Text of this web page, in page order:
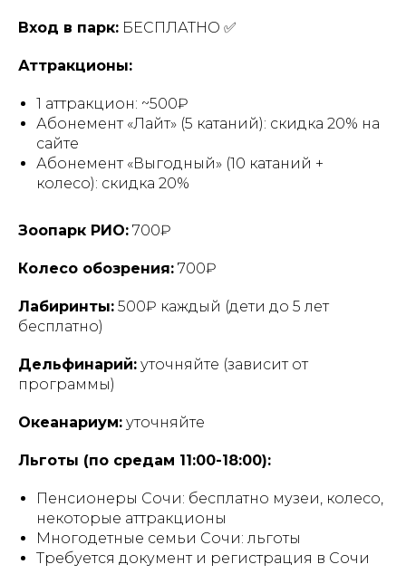
Вход в парк: БЕСПЛАТНО ✅
Аттракционы:
1 аттракцион: ~500₽
Абонемент «Лайт» (5 катаний): скидка 20% на
сайте
Абонемент «Выгодный» (10 катаний +
колесо): скидка 20%
Зоопарк РИО: 700₽
Колесо обозрения: 700₽
Лабиринты: 500₽ каждый (дети до 5 лет
бесплатно)
Дельфинарий: уточняйте (зависит от
программы)
Океанариум: уточняйте
Льготы (по средам 11:00-18:00):
Пенсионеры Сочи: бесплатно музеи, колесо,
некоторые аттракционы
Многодетные семьи Сочи: льготы
Требуется документ и регистрация в Сочи